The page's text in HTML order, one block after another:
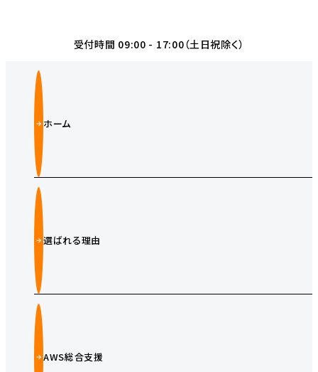
受付時間 09:00 - 17:00（土日祝除く）
ホーム
選ばれる理由
AWS総合支援